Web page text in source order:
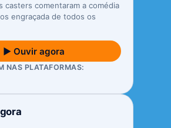
casters comentaram a comédia
engraçada de todos os
▶ Ouvir agora
NAS PLATAFORMAS: